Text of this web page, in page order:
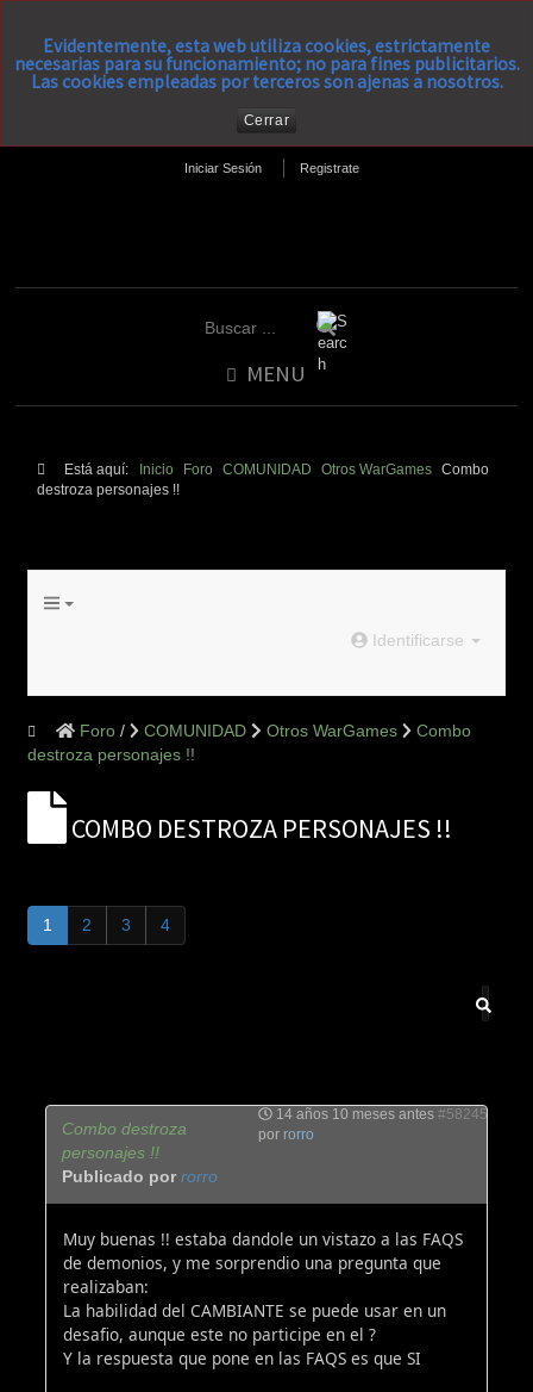
Evidentemente, esta web utiliza cookies, estrictamente
necesarias para su funcionamiento; no para fines publicitarios.
Las cookies empleadas por terceros son ajenas a nosotros.
Cerrar
Iniciar Sesión Registrate
MENU
Está aquí: Inicio Foro COMUNIDAD Otros WarGames
Combo
destroza personajes !!
Identificarse
Foro COMUNIDAD Otros WarGames
Combo
destroza personajes !!
COMBO DESTROZA PERSONAJES !!
1 2 3 4
14 años 10 meses antes #58245
por rorro
Combo destroza
personajes !!
Publicado porrorro
Muy buenas !! estaba dandole un vistazo a las FAQS
de demonios, y me sorprendio una pregunta que
realizaban:
La habilidad del CAMBIANTE se puede usar en un
desafio, aunque este no participe en el ?
Y la respuesta que pone en las FAQS es que SI